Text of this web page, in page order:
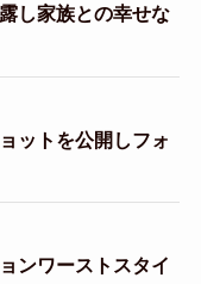
し家族との幸せな
ットを公開しフォ
ンワーストスタイ